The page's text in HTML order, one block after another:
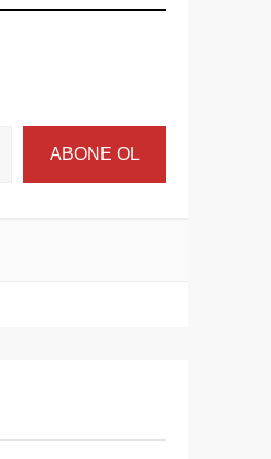
ABONE OL